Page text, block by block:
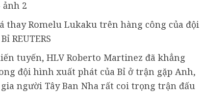
thay Romelu Lukaku trên hàng công của đội
REUTERS
tuyến, HLV Roberto Martinez đã khẳng
đội hình xuất phát của Bỉ ở trận gặp Anh,
người Tây Ban Nha rất coi trọng trận đấu